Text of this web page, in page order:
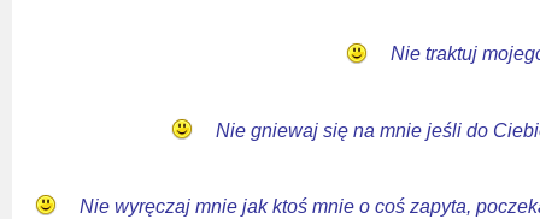
Nie traktuj
Nie gniewaj się na mnie jeśli do
Nie wyręczaj mnie jak ktoś mnie o coś zapyta,